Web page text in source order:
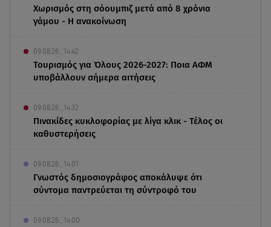
Χωρισμός στη σόουμπιζ μετά από 8 χρόνια
γάμου - Η ανακοίνωση
09.08.26 , 14:42
Τουρισμός για Όλους 2026-2027: Ποια ΑΦΜ
υποβάλλουν σήμερα αιτήσεις
09.08.26 , 14:32
Πινακίδες κυκλοφορίας με λίγα κλικ - Τέλος οι
καθυστερήσεις
09.08.26 , 14:01
Γνωστός δημοσιογράφος αποκάλυψε ότι
σύντομα παντρεύεται τη σύντροφό του
09.08.26 , 14:00